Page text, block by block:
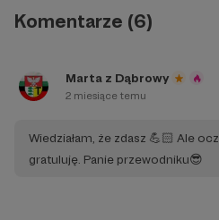
Komentarze (6)
Marta z Dąbrowy
2 miesiące temu
Wiedziałam, że zdasz 💪🏻 Ale
gratuluję. Panie przewodniku😎